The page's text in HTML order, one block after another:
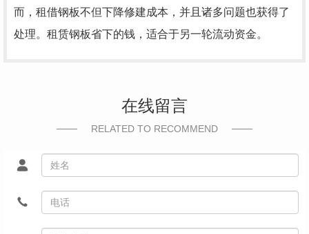
而，租借钢板不但下降修建成本，并且诸多问题也获得了
处理。租赁钢板省下的钱，适合于另一轮流动资金。
在线留言
RELATED TO RECOMMEND